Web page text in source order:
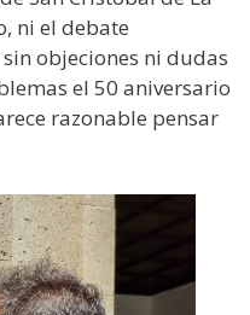
ni el debate
objeciones ni dudas
el 50 aniversario
razonable pensar